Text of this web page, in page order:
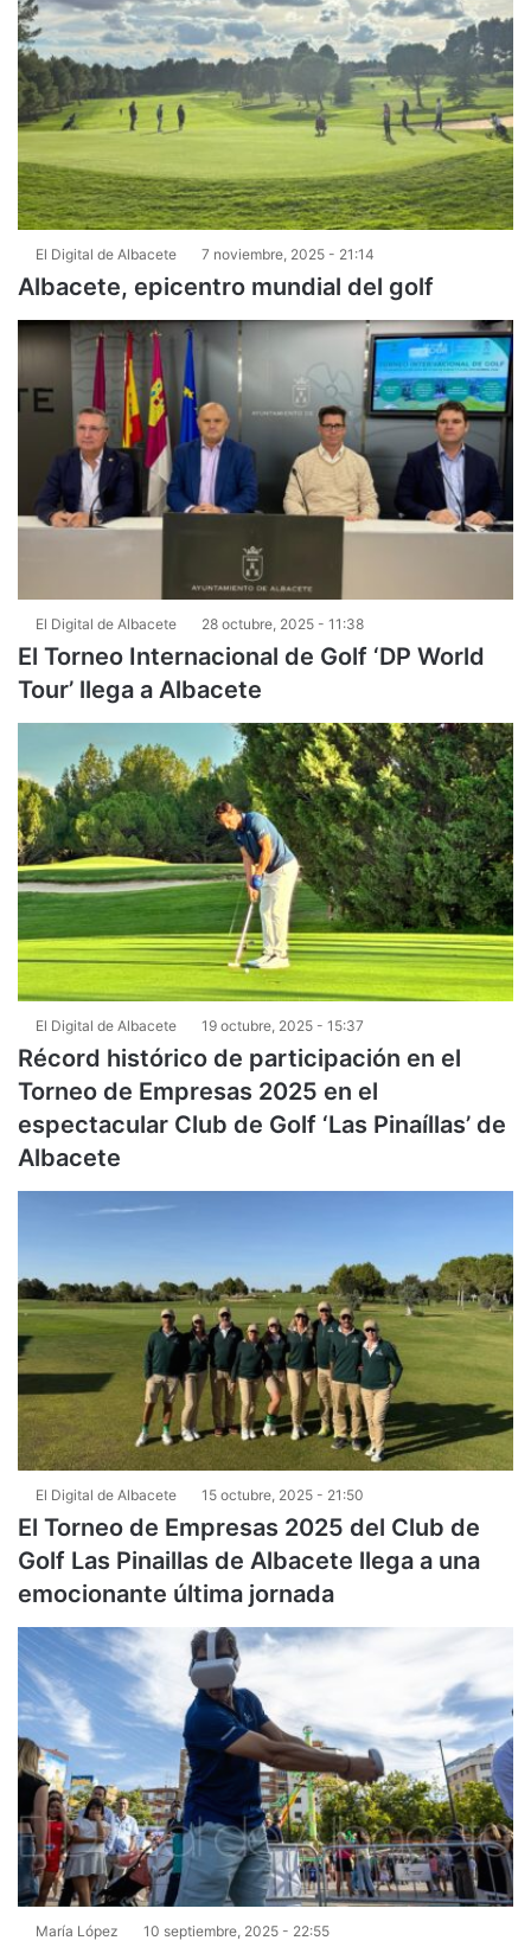
El Digital de Albacete 7 noviembre, 2025 - 21:14
Albacete, epicentro mundial del golf
El Digital de Albacete 28 octubre, 2025 - 11:38
El Torneo Internacional de Golf ‘DP World
Tour’ llega a Albacete
El Digital de Albacete 19 octubre, 2025 - 15:37
Récord histórico de participación en el
Torneo de Empresas 2025 en el
espectacular Club de Golf ‘Las Pinaíllas’ de
Albacete
El Digital de Albacete 15 octubre, 2025 - 21:50
El Torneo de Empresas 2025 del Club de
Golf Las Pinaillas de Albacete llega a una
emocionante última jornada
María López 10 septiembre, 2025 - 22:55